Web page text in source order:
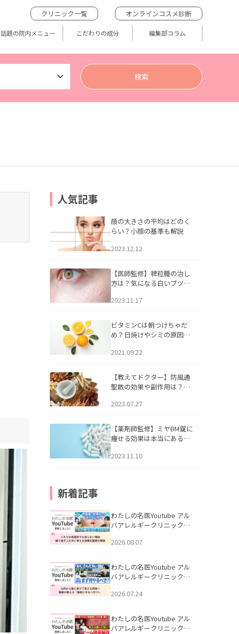
クリニック一覧 オンラインコスメ診断
話題の院内メニュー こだわりの成分 編集部コラム
人気記事
顔の大きさの平均はどのく
らい？小顔の基準も解説
2023.12.12
【医師監修】稗粒腫の治し
方は？気になる白いブツブ
アについて
2023.11.17
ビタミンCは朝つけちゃだ
め？日焼けやシミの原因に
2021.09.22
【教えてドクター】防風通
聖散の効果や副作用は？長
2023.07.27
【薬剤師監修】ミヤBM錠に
痩せる効果は本当にある
2023.11.10
新着記事
わたしの名医Youtube アル
バアレルギークリニック札
らない理由｜繰り返す人が
説」を公開いたしました。
2026.08.07
わたしの名医Youtube アル
バアレルギークリニック札
える男性へ｜医師が教える
公開いたしました。
2026.07.24
わたしの名医Youtube アル
バアレルギークリニック札